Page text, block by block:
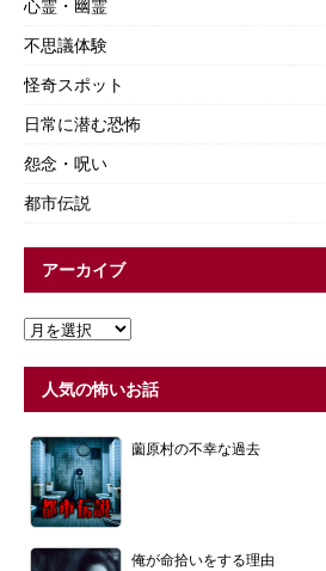
心霊・幽霊
不思議体験
怪奇スポット
日常に潜む恐怖
怨念・呪い
都市伝説
アーカイブ
人気の怖いお話
薗原村の不幸な過去
俺が命拾いをする理由